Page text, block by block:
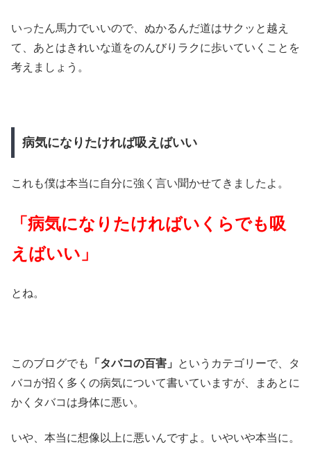
いったん馬力でいいので、ぬかるんだ道はサクッと越え
て、あとはきれいな道をのんびりラクに歩いていくことを
考えましょう。
病気になりたければ吸えばいい
これも僕は本当に自分に強く言い聞かせてきましたよ。
「病気になりたければいくらでも吸
えばいい」
とね。
このブログでも 「タバコの百害」
というカテゴリーで、タ
バコが招く多くの病気について書いていますが、まあとに
かくタバコは身体に悪い。
いや、本当に想像以上に悪いんですよ。いやいや本当に。